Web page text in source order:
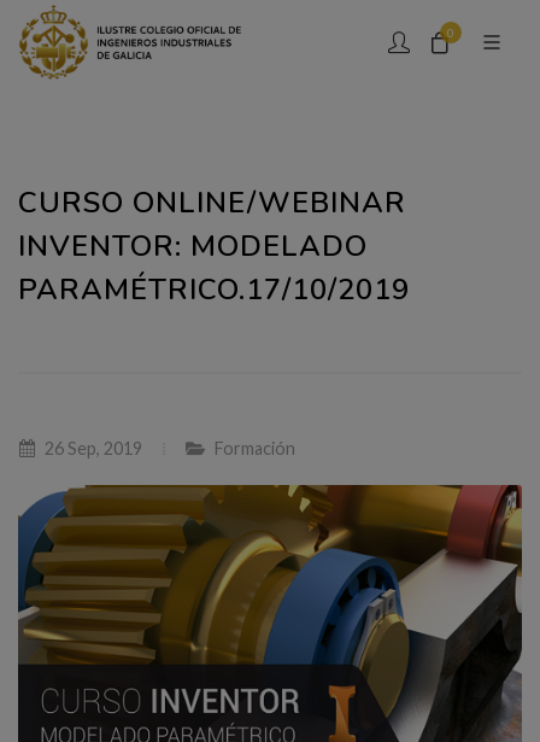
0
CURSO ONLINE/WEBINAR
INVENTOR: MODELADO
PARAMÉTRICO.17/10/2019
26 Sep, 2019 Formación